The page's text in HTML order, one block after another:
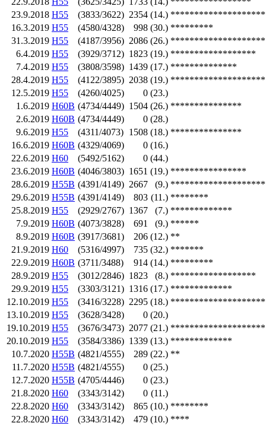
23.9.2018 H55 (3833/3622) 2354 (14.)
16.3.2019 H55 (4580/4328) 998 (30.) *********
31.3.2019 H55 (4187/3956) 2086 (26.) ********************
6.4.2019 H55 (3929/3712) 1823 (19.) ******************
7.4.2019 H55 (3808/3598) 1439 (17.) **************
28.4.2019 H55 (4122/3895) 2038 (19.) ********************
12.5.2019 H55 (4260/4025) 0 (23.)
1.6.2019 H60B (4734/4449) 1504 (26.) ***************
2.6.2019 H60B (4734/4449) 0 (28.)
9.6.2019 H55 (4311/4073) 1508 (18.) ***************
16.6.2019 H60B (4329/4069) 0 (16.)
22.6.2019 H60 (5492/5162) 0 (44.)
23.6.2019 H60B (4046/3803) 1651 (19.) ****************
28.6.2019 H55B (4391/4149) 2667 (9.)
29.6.2019 H55B (4391/4149) 803 (11.) ********
25.8.2019 H55 (2929/2767) 1367 (7.) *************
7.9.2019 H60B (4073/3828) 691 (9.) ******
8.9.2019 H60B (3917/3681) 206 (12.) **
21.9.2019 H60 (5316/4997) 735 (32.) *******
22.9.2019 H60B (3711/3488) 914 (14.) *********
28.9.2019 H55 (3012/2846) 1823 (8.) ******************
29.9.2019 H55 (3303/3121) 1316 (17.) *************
12.10.2019 H55 (3416/3228) 2295 (18.)
13.10.2019 H55 (3628/3428) 0 (20.)
19.10.2019 H55 (3676/3473) 2077 (21.) ********************
20.10.2019 H55 (3584/3386) 1339 (13.) *************
10.7.2020 H55B (4821/4555) 289 (22.) **
11.7.2020 H55B (4821/4555) 0 (25.)
12.7.2020 H55B (4705/4446) 0 (23.)
21.8.2020 H60 (3343/3142) 0 (11.)
22.8.2020 H60 (3343/3142) 865 (10.) ********
22.8.2020 H60 (3343/3142) 479 (10.) ****